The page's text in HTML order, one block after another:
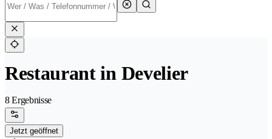
Restaurant in Develier
8 Ergebnisse
Jetzt geöffnet